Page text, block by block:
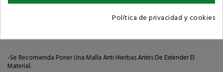
-Se Recomienda Poner Una Malla Anti Hierbas Antes De Extender El
Material.
Política de privacidad y cookies